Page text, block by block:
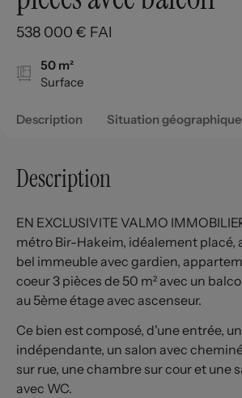
538 000 € FAI
50 m²
Surface
Description Situation géographique
Description
EN EXCLUSIVITE VALMO
métro Bir-Hakeim, idéalement placé,
bel immeuble avec gardien,
coeur 3 pièces de 50 m² avec un
au 5ème étage avec ascenseur.
Ce bien est composé, d'une entrée,
indépendante, un salon avec
sur rue, une chambre sur cour et une
avec WC.